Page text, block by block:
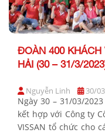
ĐOÀN 400 KHÁCH
HẢI (30 – 31/3/
Nguyễn Linh 30/
Ngày 30 – 31/03/
kết hợp với Công ty
VISSAN tổ chức cho